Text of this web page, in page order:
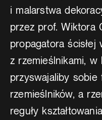
i malarstwa
przez prof. Wiktora
propagatora ścisłej
z rzemieślnikami,
przyswajaliby
rzemieślników, a
reguły